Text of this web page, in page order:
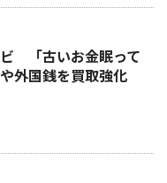
「古いお金眠って
外国銭を買取強化